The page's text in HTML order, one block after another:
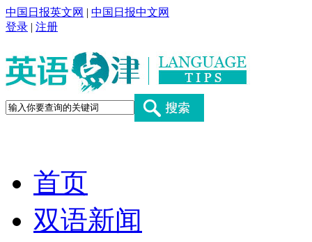
中国日报英文网 | 中国日报中文网
登录 | 注册
首页
双语新闻